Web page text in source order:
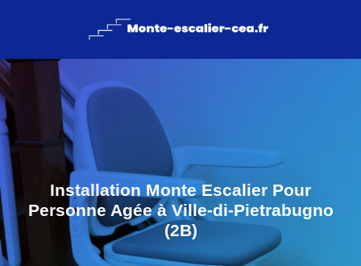
Installation Monte Escalier Pour
Personne Agée à Ville-di-Pietrabugno
(2B)